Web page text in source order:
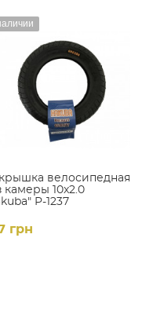
велосипедная
камеры 10x2.0
P-1237
грн